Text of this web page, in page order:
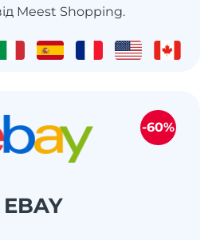
Meest Shopping.
EBAY
-60%